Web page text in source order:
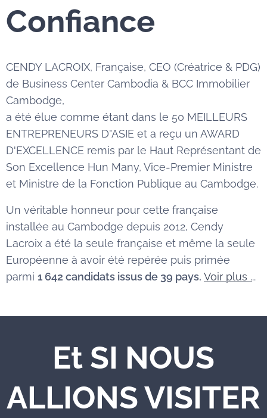
Confiance
CENDY LACROIX, Française, CEO (Créatrice & PDG)
de Business Center Cambodia & BCC Immobilier
Cambodge,
a été élue comme étant dans le 50 MEILLEURS
ENTREPRENEURS D"ASIE et a reçu un AWARD
D'EXCELLENCE remis par le Haut Représentant de
Son Excellence Hun Many, Vice-Premier Ministre
et Ministre de la Fonction Publique au Cambodge.
Un véritable honneur pour cette française
installée au Cambodge depuis 2012, Cendy
Lacroix a été la seule française et même la seule
Européenne à avoir été repérée puis primée
parmi 1 642 candidats issus de 39 pays. Voir plus ...
Et SI NOUS
ALLIONS VISITER